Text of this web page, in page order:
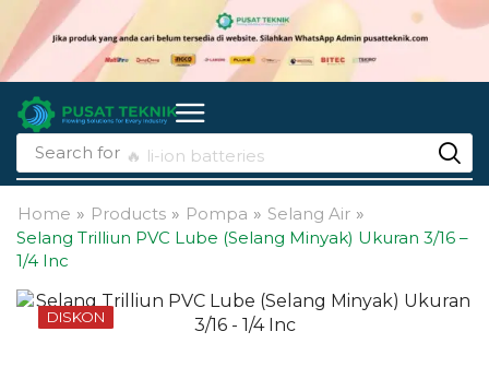
Search for 🔥 li-ion batteries
Home » Products » Pompa » Selang Air »
Selang Trilliun PVC Lube (Selang Minyak) Ukuran 3/16 –
1/4 Inc
DISKON